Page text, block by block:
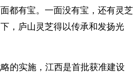
都有宝。一面没有宝，还有灵芝
，庐山灵芝得以传承和发扬光
的实施，江西是首批获准建设